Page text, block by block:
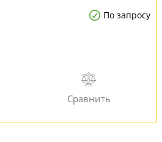
По запросу